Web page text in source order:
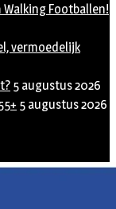
Footballen!
vermoedelijk
5 augustus 2026
5 augustus 2026